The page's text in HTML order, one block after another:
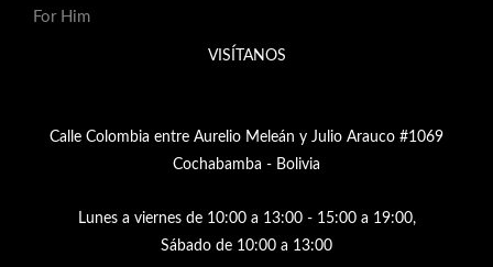
For Him
VISÍTANOS
Calle Colombia entre Aurelio Meleán y Julio Arauco #1069
Cochabamba - Bolivia
Lunes a viernes de 10:00 a 13:00 - 15:00 a 19:00,
Sábado de 10:00 a 13:00